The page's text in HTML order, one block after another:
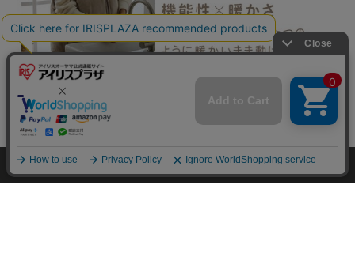
在庫切れ mail_outline入荷したらメールでお知らせ
HOME 探す ログイン お気に入り お知らせ